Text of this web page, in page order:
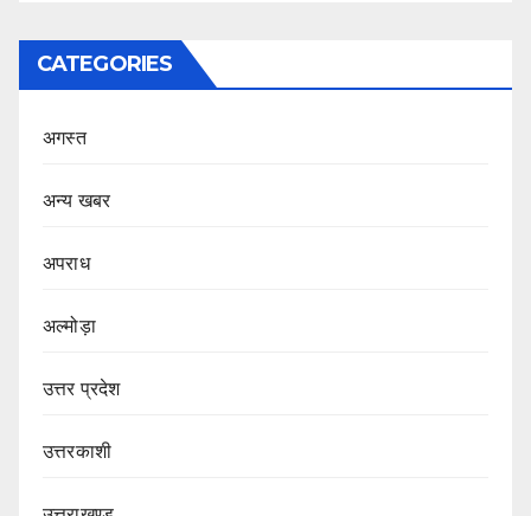
CATEGORIES
अगस्त
अन्य खबर
अपराध
अल्मोड़ा
उत्तर प्रदेश
उत्तरकाशी